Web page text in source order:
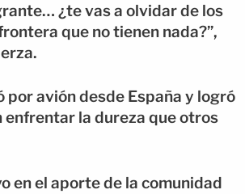
¿te vas a olvidar de los
que no tienen nada?”,
por avión desde España y logró
enfrentar la dureza que otros
en el aporte de la comunidad